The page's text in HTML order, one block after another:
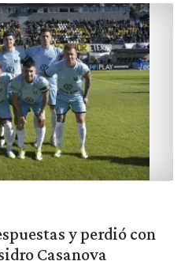
y perdió con
Casanova